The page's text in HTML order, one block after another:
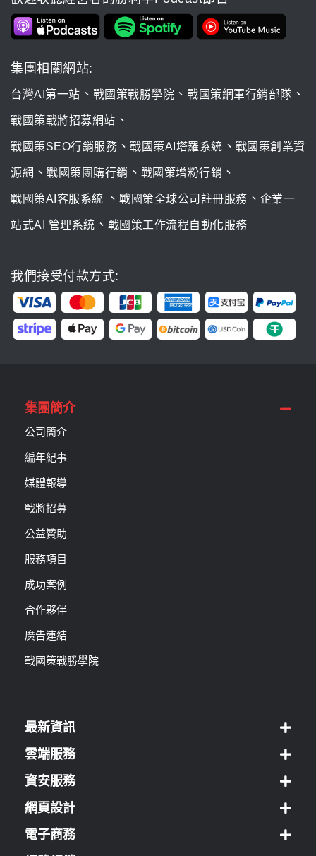
集團相關網站:
台灣AI第一站 、 戰國策戰勝學院 、 戰國策網軍行銷部隊 、
戰國策戰將招募網站 、
戰國策SEO行銷服務 、 戰國策AI塔羅系統 、 戰國策創業資
源網 、 戰國策團購行銷 、 戰國策增粉行銷 、
戰國策AI客服系統 、 戰國策全球公司註冊服務 、 企業一
站式AI 管理系統 、 戰國策工作流程自動化服務
我們接受付款方式:
集團簡介
公司簡介
編年紀事
媒體報導
戰將招募
公益贊助
服務項目
成功案例
合作夥伴
廣告連結
戰國策戰勝學院
最新資訊
雲端服務
資安服務
網頁設計
電子商務